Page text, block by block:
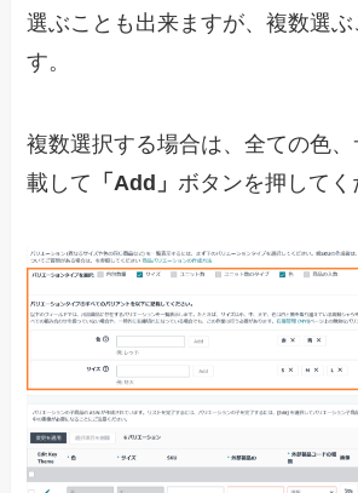
選ぶことも出来ますが、複数選ぶ
す。
複数選択する場合は、全ての色
載して 「Add」 ボタンを押してく